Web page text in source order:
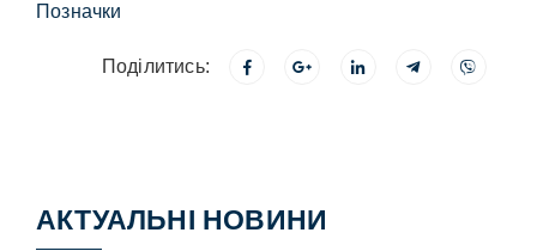
Позначки
Поділитись:
АКТУАЛЬНІ НОВИНИ